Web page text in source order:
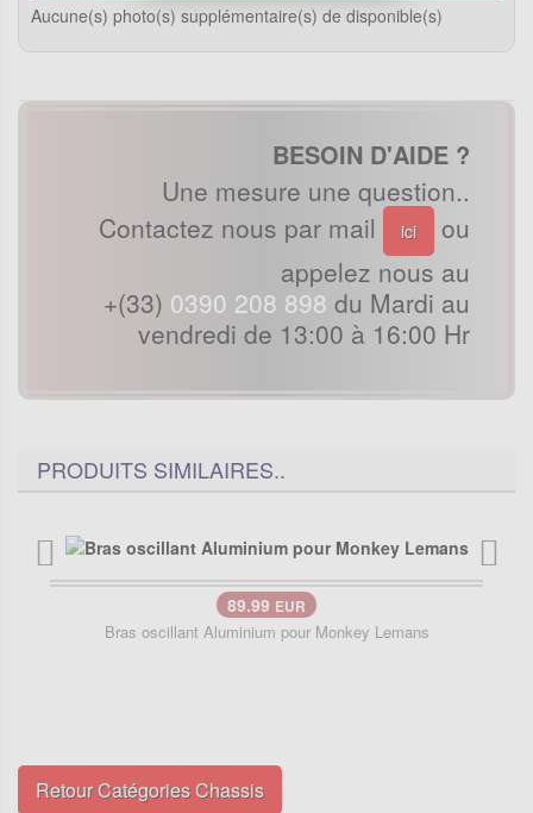
Aucune(s) photo(s) supplémentaire(s) de disponible(s)
BESOIN D'AIDE ?
Une mesure une question..
Contactez nous par mail
ici
ou
appelez nous au
+(33) 0390 208 898 du Mardi au
vendredi de 13:00 à 16:00 Hr
PRODUITS SIMILAIRES..
89.99 EUR
Bras oscillant Aluminium pour Monkey Lemans
Retour Catégories Chassis